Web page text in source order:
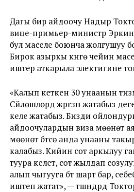
Дагы бир айдоочу Надыр
вице-примьер-министр
бул маселе боюнча жолгушуу
Бирок азыркы күнгө чейин
иштер аткарыла электигине
«Калып кеткен 30 унаанын
Сүйлөшүүлөрдү жүргүзүп жатабыз
келе жатабыз. Бизди
айдоочулардын виза мөөнөтү
мөөнөтү бүтсө анда унааны
калабыз. Кийин сот аркылуу
туура келет, сот жылдап
алып чыгууга бүт шарт бар,
иштеп жатат», — түшүндүрдү